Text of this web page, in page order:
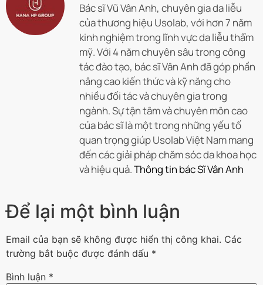
Bác sĩ Vũ Vân Anh, chuyên gia da liễu
của thương hiệu Usolab, với hơn 7 năm
kinh nghiệm trong lĩnh vực da liễu thẩm
mỹ. Với 4 năm chuyên sâu trong công
tác đào tạo, bác sĩ Vân Anh đã góp phần
nâng cao kiến thức và kỹ năng cho
nhiều đối tác và chuyên gia trong
ngành. Sự tận tâm và chuyên môn cao
của bác sĩ là một trong những yếu tố
quan trọng giúp Usolab Việt Nam mang
đến các giải pháp chăm sóc da khoa học
và hiệu quả.Thông tin bác Sĩ Vân Anh
Để lại một bình luận
Email của bạn sẽ không được hiển thị công khai. Các
trường bắt buộc được đánh dấu *
Bình luận *